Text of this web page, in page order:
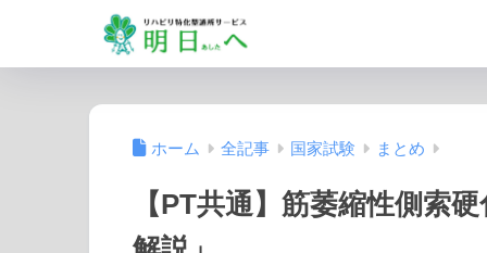
ホーム 全記事 国家試験 まとめ
【PT共通】筋萎縮性側索